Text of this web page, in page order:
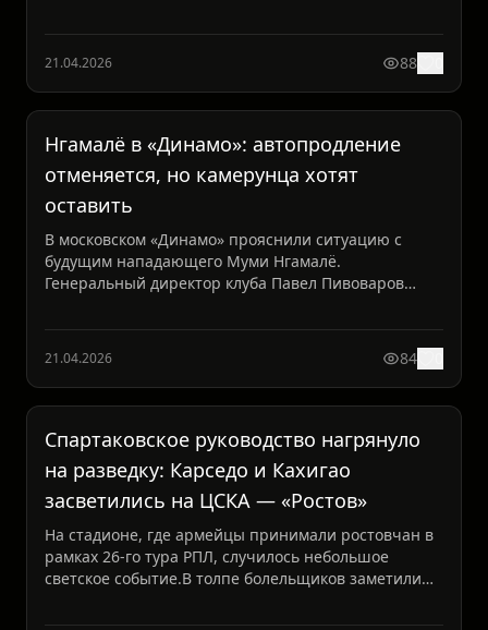
21.04.2026 88
Нгамалё в «Динамо»: автопродление
отменяется, но камерунца хотят
оставить
В московском «Динамо» прояснили ситуацию с
будущим нападающего Муми Нгамалё.
Генеральный директор клуба Павел Пивоваров
21.04.2026 84
Спартаковское руководство нагрянуло
на разведку: Карседо и Кахигао
засветились на ЦСКА — «Ростов»
На стадионе, где армейцы принимали ростовчан в
рамках 26-го тура РПЛ, случилось небольшое
светское событие.В толпе болельщиков заметили